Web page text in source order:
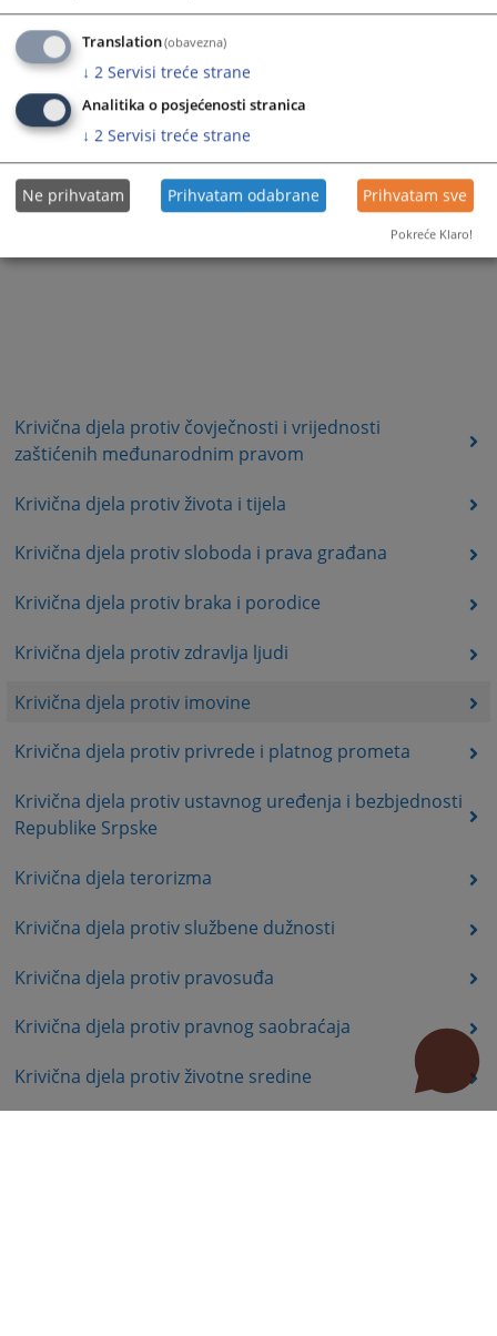
Krivična djela protiv čovječnosti i vrijednosti
zaštićenih međunarodnim pravom
Krivična djela protiv života i tijela
Krivična djela protiv sloboda i prava građana
Krivična djela protiv braka i porodice
Krivična djela protiv zdravlja ljudi
Krivična djela protiv imovine
Krivična djela protiv privrede i platnog prometa
Krivična djela protiv ustavnog uređenja i bezbjednosti
Republike Srpske
Krivična djela terorizma
Krivična djela protiv službene dužnosti
Krivična djela protiv pravosuđa
Krivična djela protiv pravnog saobraćaja
Krivična djela protiv životne sredine
Translation(obavezna)
↓ 2 Servisi treće strane
Analitika o posjećenosti stranica
↓ 2 Servisi treće strane
Ne prihvatam Prihvatam odabrane Prihvatam sve
Pokreće Klaro!